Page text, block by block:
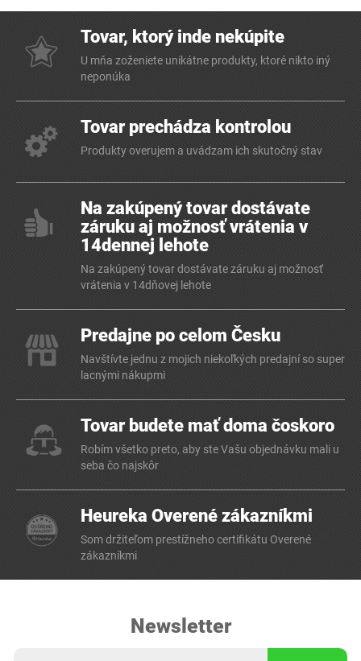
Tovar, ktorý inde nekúpite
U mňa zoženiete unikátne produkty, ktoré nikto iný
neponúka
Tovar prechádza kontrolou
Produkty overujem a uvádzam ich skutočný stav
Na zakúpený tovar dostávate
záruku aj možnosť vrátenia v
14dennej lehote
Na zakúpený tovar dostávate záruku aj možnosť
vrátenia v 14dňovej lehote
Predajne po celom Česku
Navštívte jednu z mojich niekoľkých predajní so super
lacnými nákupmi
Tovar budete mať doma čoskoro
Robím všetko preto, aby ste Vašu objednávku mali u
seba čo najskôr
Heureka Overené zákazníkmi
Som držiteľom prestížneho certifikátu Overené
zákazníkmi
Newsletter